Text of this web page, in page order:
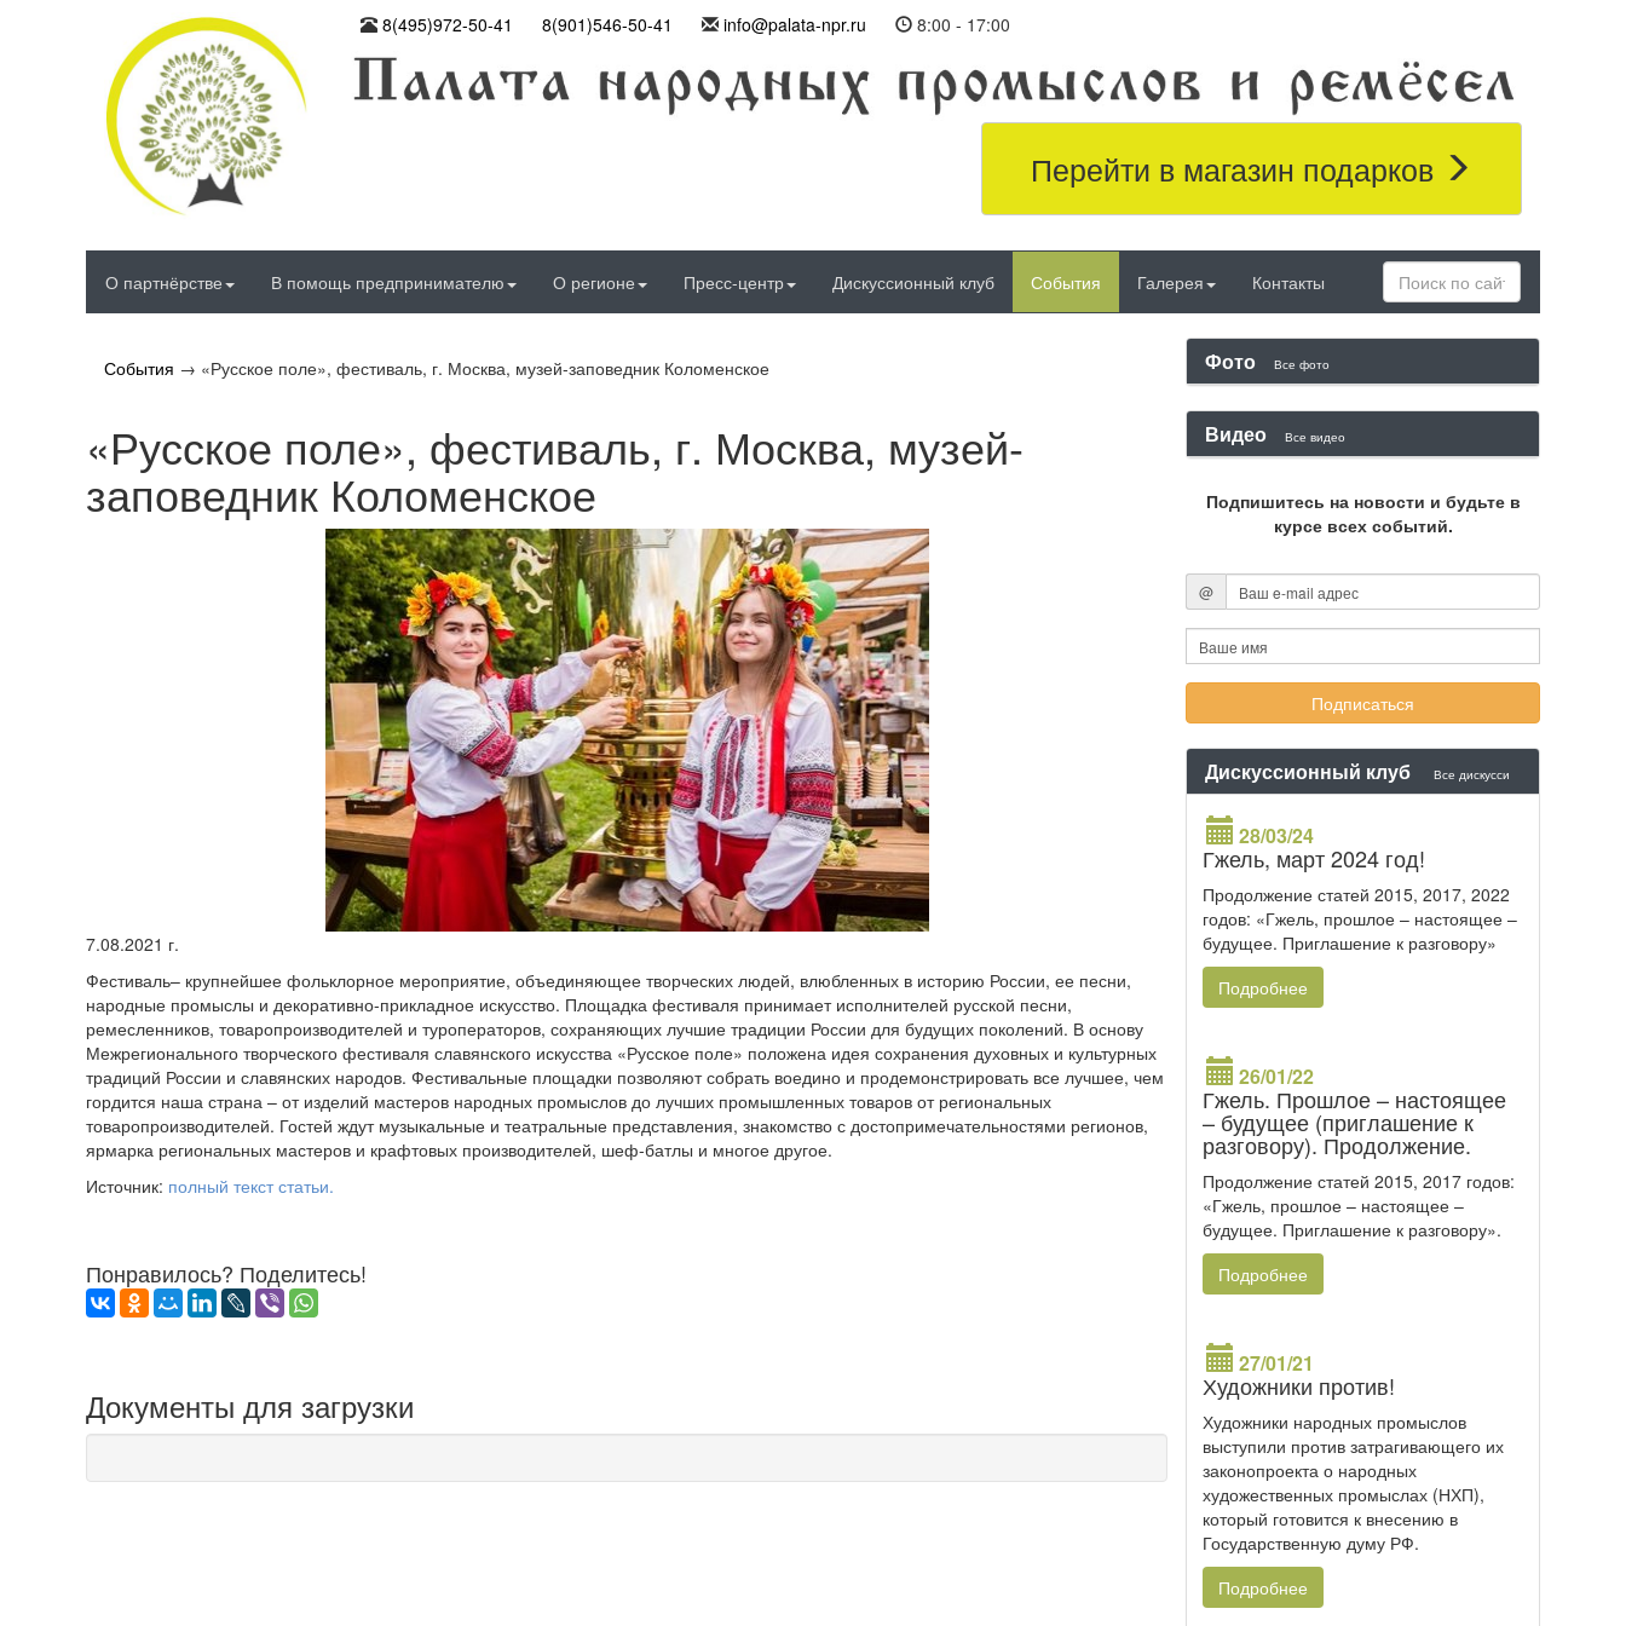
8(495)972-50-41 8(901)546-50-41 info@palata-npr.ru 8:00 - 17:00
Перейти в магазин подарков
О партнёрстве В помощь предпринимателю О регионе Пресс-центр Дискуссионный клуб События Галерея Контакты
События → «Русское поле», фестиваль, г. Москва, музей-заповедник Коломенское
«Русское поле», фестиваль, г. Москва, музей-
заповедник Коломенское
7.08.2021 г.
Фестиваль– крупнейшее фольклорное мероприятие, объединяющее творческих людей, влюбленных в историю России, ее песни,
народные промыслы и декоративно-прикладное искусство. Площадка фестиваля принимает исполнителей русской песни,
ремесленников, товаропроизводителей и туроператоров, сохраняющих лучшие традиции России для будущих поколений. В основу
Межрегионального творческого фестиваля славянского искусства «Русское поле» положена идея сохранения духовных и культурных
традиций России и славянских народов. Фестивальные площадки позволяют собрать воедино и продемонстрировать все лучшее, чем
гордится наша страна – от изделий мастеров народных промыслов до лучших промышленных товаров от региональных
товаропроизводителей. Гостей ждут музыкальные и театральные представления, знакомство с достопримечательностями регионов,
ярмарка региональных мастеров и крафтовых производителей, шеф-батлы и многое другое.
Источник: полный текст статьи.
Понравилось? Поделитесь!
Документы для загрузки
Фото Все фото
Видео Все видео
Подпишитесь на новости и будьте в
курсе всех событий.
@
Дискуссионный клуб Все дискусси
28/03/24
Гжель, март 2024 год!
Продолжение статей 2015, 2017, 2022
годов: «Гжель, прошлое – настоящее –
будущее. Приглашение к разговору»
Подробнее
26/01/22
Гжель. Прошлое – настоящее
– будущее (приглашение к
разговору). Продолжение.
Продолжение статей 2015, 2017 годов:
«Гжель, прошлое – настоящее –
будущее. Приглашение к разговору».
Подробнее
27/01/21
Художники против!
Художники народных промыслов
выступили против затрагивающего их
законопроекта о народных
художественных промыслах (НХП),
который готовится к внесению в
Государственную думу РФ.
Подробнее